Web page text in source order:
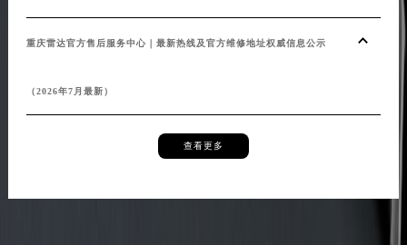
重庆雷达官方售后服务中心｜最新热线及官方维修地址权威信息公示
（2026年7月最新）
查看更多